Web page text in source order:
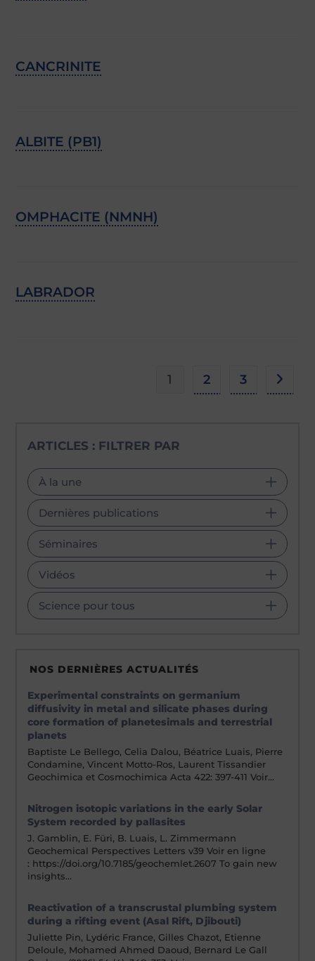
CANCRINITE
ALBITE (PB1)
OMPHACITE (NMNH)
LABRADOR
1 2 3 Aller à
ARTICLES : FILTRER PAR
À la une
Dernières publications
Séminaires
Vidéos
Science pour tous
NOS DERNIÈRES ACTUALITÉS
Experimental constraints on germanium
diffusivity in metal and silicate phases during
core formation of planetesimals and terrestrial
planets
Baptiste Le Bellego, Celia Dalou, Béatrice Luais, Pierre
Condamine, Vincent Motto-Ros, Laurent Tissandier
Geochimica et Cosmochimica Acta 422: 397-411 Voir…
Nitrogen isotopic variations in the early Solar
System recorded by pallasites
J. Gamblin, E. Füri, B. Luais, L. Zimmermann
Geochemical Perspectives Letters v39 Voir en ligne
: https://doi.org/10.7185/geochemlet.2607 To gain new
insights…
Reactivation of a transcrustal plumbing system
during a rifting event (Asal Rift, Djibouti)
Juliette Pin, Lydéric France, Gilles Chazot, Etienne
Deloule, Mohamed Ahmed Daoud, Bernard Le Gall